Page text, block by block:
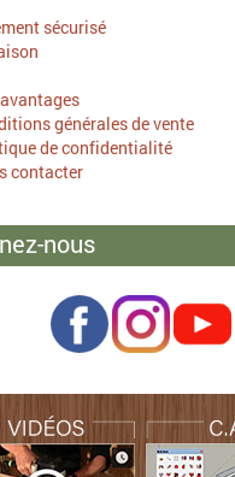
sécurisé
générales de vente
de confidentialité
contacter
nous